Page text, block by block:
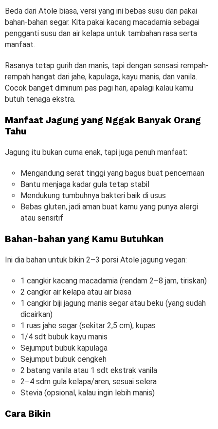
Beda dari Atole biasa, versi yang ini bebas susu dan pakai
bahan-bahan segar. Kita pakai kacang macadamia sebagai
pengganti susu dan air kelapa untuk tambahan rasa serta
manfaat.
Rasanya tetap gurih dan manis, tapi dengan sensasi rempah-
rempah hangat dari jahe, kapulaga, kayu manis, dan vanila.
Cocok banget diminum pas pagi hari, apalagi kalau kamu
butuh tenaga ekstra.
Manfaat Jagung yang Nggak Banyak Orang
Tahu
Jagung itu bukan cuma enak, tapi juga penuh manfaat:
Mengandung serat tinggi yang bagus buat pencernaan
Bantu menjaga kadar gula tetap stabil
Mendukung tumbuhnya bakteri baik di usus
Bebas gluten, jadi aman buat kamu yang punya alergi
atau sensitif
Bahan-bahan yang Kamu Butuhkan
Ini dia bahan untuk bikin 2–3 porsi Atole jagung vegan:
1 cangkir kacang macadamia (rendam 2–8 jam, tiriskan)
2 cangkir air kelapa atau air biasa
1 cangkir biji jagung manis segar atau beku (yang sudah
dicairkan)
1 ruas jahe segar (sekitar 2,5 cm), kupas
1/4 sdt bubuk kayu manis
Sejumput bubuk kapulaga
Sejumput bubuk cengkeh
2 batang vanila atau 1 sdt ekstrak vanila
2–4 sdm gula kelapa/aren, sesuai selera
Stevia (opsional, kalau ingin lebih manis)
Cara Bikin